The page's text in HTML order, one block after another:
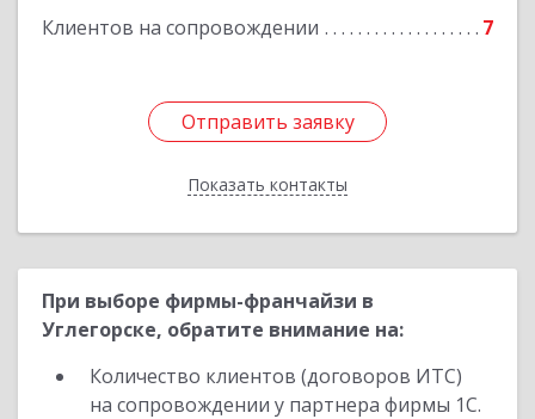
Клиентов на сопровождении 7
Отправить заявку
Показать контакты
Отправить заявку
Назад
При выборе фирмы-франчайзи в
Углегорске, обратите внимание на:
Количество клиентов (договоров ИТС)
на сопровождении у партнера фирмы 1С.